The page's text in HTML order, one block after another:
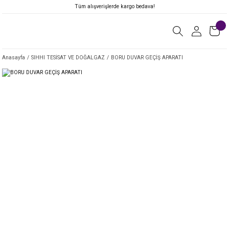
Tüm alışverişlerde kargo bedava!
Anasayfa SIHHI TESİSAT VE DOĞALGAZ BORU DUVAR GEÇİŞ APARATI